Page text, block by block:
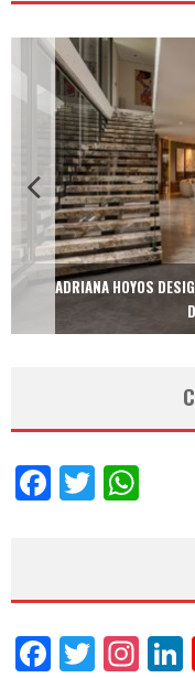
ADRIANA HOYOS
Facebook
Twitter